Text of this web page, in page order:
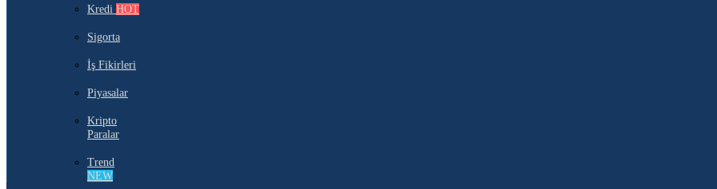
Kredi HOT
Sigorta
İş Fikirleri
Piyasalar
Kripto
Paralar
Trend
NEW